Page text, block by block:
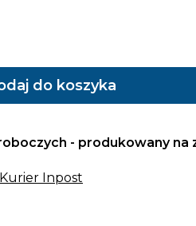
do koszyka
- produkowany na
Inpost